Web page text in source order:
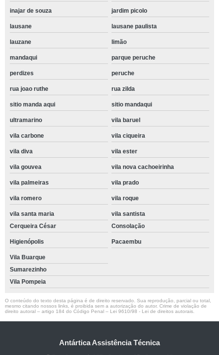
inajar de souza jardim picolo
lausane lausane paulista
lauzane limão
mandaqui parque peruche
perdizes peruche
rua joao ruthe rua zilda
sitio manda aqui sitio mandaqui
ultramarino vila baruel
vila carbone vila ciqueira
vila diva vila ester
vila gouvea vila nova cachoeirinha
vila palmeiras vila prado
vila romero vila roque
vila santa maria
vila santista
Cerqueira César
Consolação
Higienópolis Pacaembu
Vila Buarque
Sumarezinho
Vila Pompeia
O conteúdo do texto desta página é de direito reservado. Sua reprodução, parcial ou total,
mesmo citando nossos links, é proibida sem a autorização do autor. Crime de violação de
direito autoral – artigo 184 do Código Penal – Lei 9610/98 - Lei de direitos autorais
Antártica Assistência Técnica